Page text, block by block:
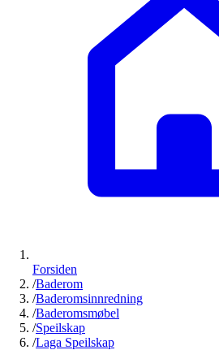
Forsiden
/Baderom
/Baderomsinnredning
/Baderomsmøbel
/Speilskap
/Laga Speilskap